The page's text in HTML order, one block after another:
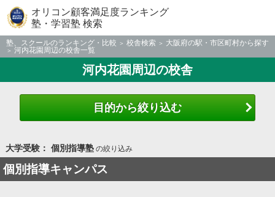
オリコン顧客満足度ランキング
塾・学習塾 検索
塾、スクールのランキング・比較 校舎検索
大阪府の駅・市区町村から探す
河内花園周辺の校舎一覧
河内花園周辺の校舎
目的から絞り込む
大学受験： 個別指導塾の絞り込み
個別指導キャンパス